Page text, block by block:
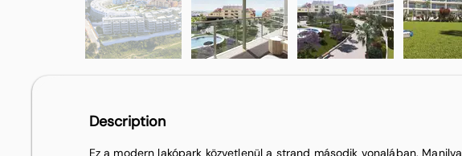
Description
Ez a modern lakópark közvetlenül a strand második vonalában, Manilva